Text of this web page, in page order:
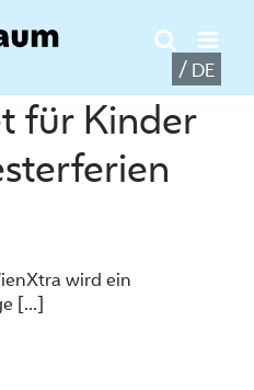
DE
für Kinder
wird ein
[...]